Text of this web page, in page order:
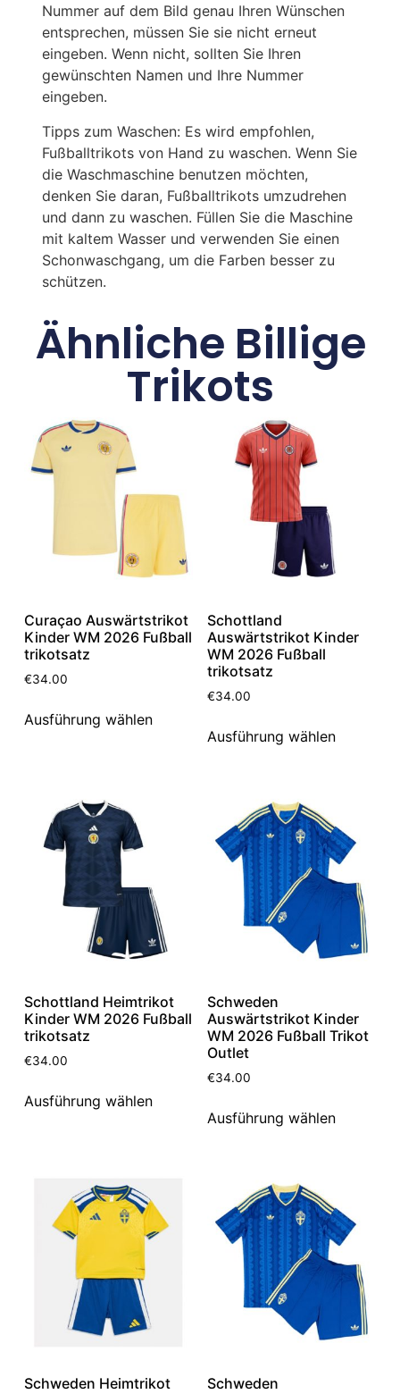
Nummer auf dem Bild genau Ihren Wünschen
entsprechen, müssen Sie sie nicht erneut
eingeben. Wenn nicht, sollten Sie Ihren
gewünschten Namen und Ihre Nummer
eingeben.
Tipps zum Waschen: Es wird empfohlen,
Fußballtrikots von Hand zu waschen. Wenn Sie
die Waschmaschine benutzen möchten,
denken Sie daran, Fußballtrikots umzudrehen
und dann zu waschen. Füllen Sie die Maschine
mit kaltem Wasser und verwenden Sie einen
Schonwaschgang, um die Farben besser zu
schützen.
Ähnliche Billige
Trikots
Curaçao Auswärtstrikot
Kinder WM 2026 Fußball
trikotsatz
€34.00
Ausführung wählen
Schottland
Auswärtstrikot Kinder
WM 2026 Fußball
trikotsatz
€34.00
Ausführung wählen
Schottland Heimtrikot
Kinder WM 2026 Fußball
trikotsatz
€34.00
Ausführung wählen
Schweden
Auswärtstrikot Kinder
WM 2026 Fußball Trikot
Outlet
€34.00
Ausführung wählen
Schweden Heimtrikot
Schweden